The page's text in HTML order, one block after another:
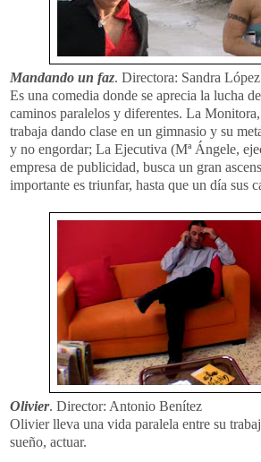
Mandando un faz. Directora: Sandra
Es una comedia donde se aprecia la lucha
caminos paralelos y diferentes. La
trabaja dando clase en un gimnasio y su
y no engordar; La Ejecutiva (Mª Ángele,
empresa de publicidad, busca un gran
importante es triunfar, hasta que un día sus
Olivier. Director: Antonio Benítez
Olivier lleva una vida paralela entre su
sueño, actuar.